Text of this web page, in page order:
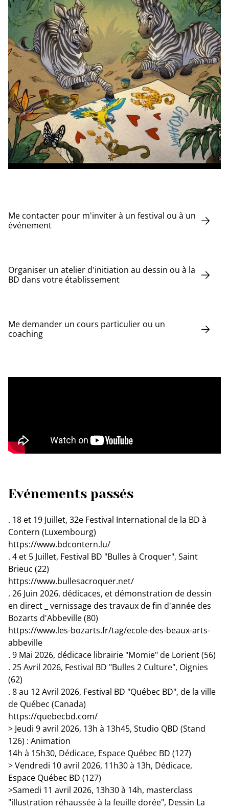
Me contacter pour m'inviter à un festival ou à un
événement
Organiser un atelier d'initiation au dessin ou à la
BD dans votre établissement
Me demander un cours particulier ou un
coaching
Evénements passés
. 18 et 19 Juillet, 32e Festival International de la BD à
Contern (Luxembourg)
https://www.bdcontern.lu/
. 4 et 5 Juillet, Festival BD "Bulles à Croquer", Saint
Brieuc (22)
https://www.bullesacroquer.net/
. 26 Juin 2026, dédicaces, et démonstration de dessin
en direct _ vernissage des travaux de fin d'année des
Bozarts d'Abbeville (80)
https://www.les-bozarts.fr/tag/ecole-des-beaux-arts-
abbeville
. 9 Mai 2026, dédicace librairie "Momie" de Lorient (56)
. 25 Avril 2026, Festival BD "Bulles 2 Culture", Oignies
(62)
. 8 au 12 Avril 2026, Festival BD "Québec BD", de la ville
de Québec (Canada)
https://quebecbd.com/
> Jeudi 9 avril 2026, 13h à 13h45, Studio QBD (Stand
126) : Animation
14h à 15h30, Dédicace, Espace Québec BD (127)
> Vendredi 10 avril 2026, 11h30 à 13h, Dédicace,
Espace Québec BD (127)
>Samedi 11 avril 2026, 13h30 à 14h, masterclass
"illustration réhaussée à la feuille dorée", Dessin La